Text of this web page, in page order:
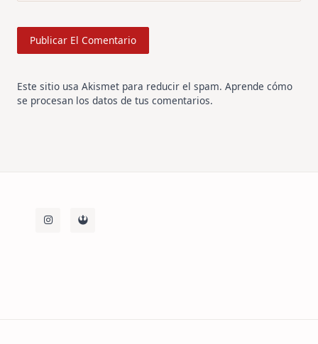
Este sitio usa Akismet para reducir el spam. Aprende cómo
se procesan los datos de tus comentarios.